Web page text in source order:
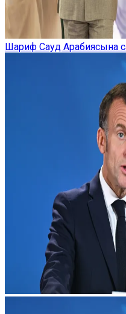
Шариф Сауд Арабиясына